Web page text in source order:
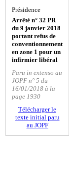
Présidence
Arrêté n° 32 PR
du 9 janvier 2018
portant refus de
conventionnement
en zone 1 pour un
infirmier libéral
Paru in extenso au
JOPF n° 5 du
16/01/2018 à la
page 1930
Télécharger le
texte initial paru
au JOPF